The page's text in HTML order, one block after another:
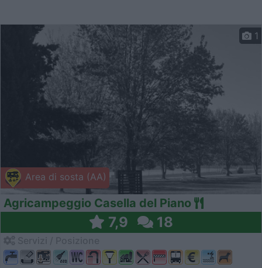
Area di sosta (AA)
1
Agricampeggio Casella del Piano
7,9 18